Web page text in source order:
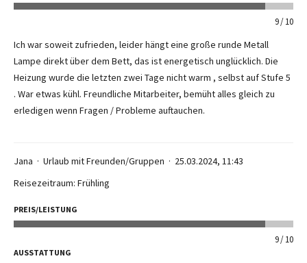
9 10
Ich war soweit zufrieden, leider hängt eine große runde Metall
Lampe direkt über dem Bett, das ist energetisch unglücklich. Die
Heizung wurde die letzten zwei Tage nicht warm , selbst auf Stufe 5
. War etwas kühl. Freundliche Mitarbeiter, bemüht alles gleich zu
erledigen wenn Fragen / Probleme auftauchen.
Jana Urlaub mit Freunden/Gruppen
25.03.2024, 11:43
Reisezeitraum: Frühling
PREIS/LEISTUNG
9 10
AUSSTATTUNG